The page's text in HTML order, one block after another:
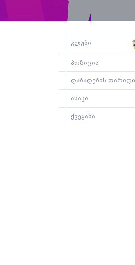
კლუბი
პოზიცია
დაბადების თარიღი
ასაკი
ქვეყანა